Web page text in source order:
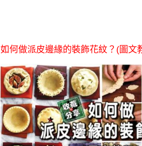
如何做派皮邊緣的裝飾花紋？(圖文